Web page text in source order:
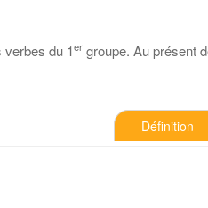
verbes du 1er groupe. Au présent
Définition